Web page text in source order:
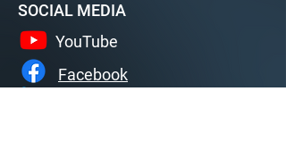
SOCIAL MEDIA
YouTube
Facebook